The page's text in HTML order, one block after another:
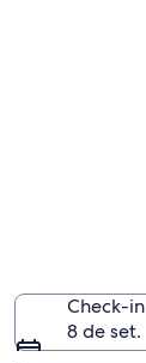
Check-in
8 de set.